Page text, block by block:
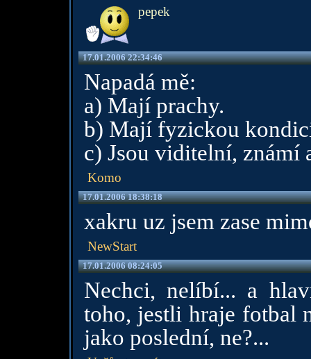
pepek
17.01.2006 22:34:46
Napadá mě:
a) Mají prachy.
b) Mají fyzickou
c) Jsou viditelní, známí
Komo
17.01.2006 18:38:18
xakru uz jsem zase
NewStart
17.01.2006 08:24:05
Nechci, nelíbí... a
toho, jestli hraje fotbal
jako poslední, ne?...